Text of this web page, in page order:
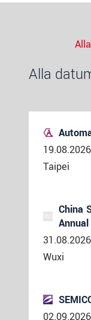
Alla
19.08.2026
Taipei
China
31.08.2026
Wuxi
02.09.2026